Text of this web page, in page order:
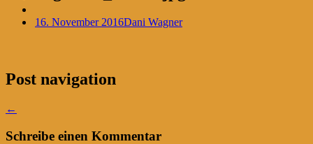
16. November 2016Dani Wagner
Post navigation
←
Schreibe einen Kommentar